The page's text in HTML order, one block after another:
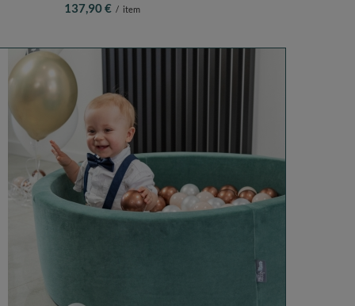
vert forêt, Multi-Taille
137,90 € / item